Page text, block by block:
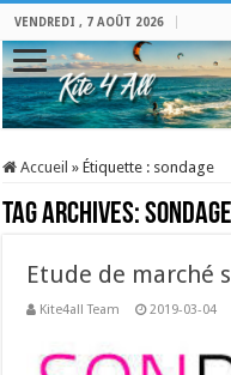
VENDREDI , 7 AOÛT 2026
Accueil » Étiquette : sondage
Tag Archives:sondage
Etude de marché
Kite4all Team 2019-03-04